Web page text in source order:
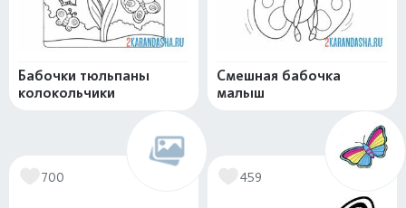
Бабочки тюльпаны
колокольчики
Смешная бабочка
малыш
700 459